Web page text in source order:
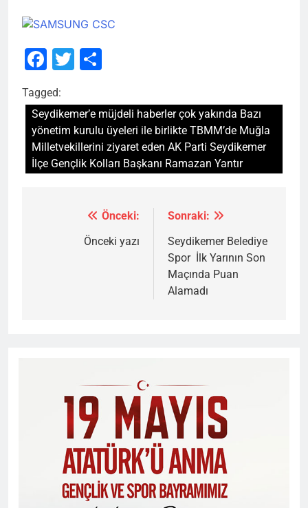
Facebook
Twitter
Tagged:
Seydikemer’e müjdeli haberler çok yakında Bazı
yönetim kurulu üyeleri ile birlikte TBMM’de Muğla
Milletvekillerini ziyaret eden AK Parti Seydikemer
İlçe Gençlik Kolları Başkanı Ramazan Yantır
gezinmesi
Önceki:
Önceki yazı
Sonraki:
Seydikemer Belediye
Spor İlk Yarının Son
Maçında Puan
Alamadı